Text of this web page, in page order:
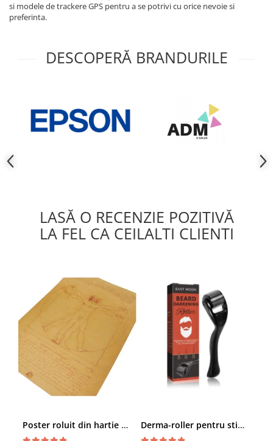
Accesorii diverse
Curatare auto
Articole pentru Bucatarie & Servire
Decoratiuni
Monede pentru colectionari
Supape de sens unic
Termometre de corp
Accesorii finisare documente
Capsatoare documente
Carti de colorat
Consumabile laminare
Cutter - plottere
Ghilotine & Trimmere
Indosariere documente
si modele de trackere GPS pentru a se potrivi cu orice nevoie si
preferinta.
DESCOPERĂ BRANDURILE
LASĂ O RECENZIE POZITIVĂ
LA FEL CA CEILALTI CLIENTI
Poster roluit din hartie Leonardo Da Vinci, Vitruvian Man, vintage, 51x35 cm Derma-roller pentru stimularea cresterii parului, scalp si barba, Beard Roller